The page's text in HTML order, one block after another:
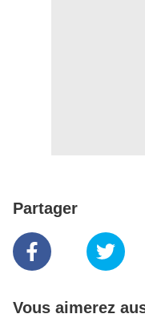
Partager
Vous aimerez